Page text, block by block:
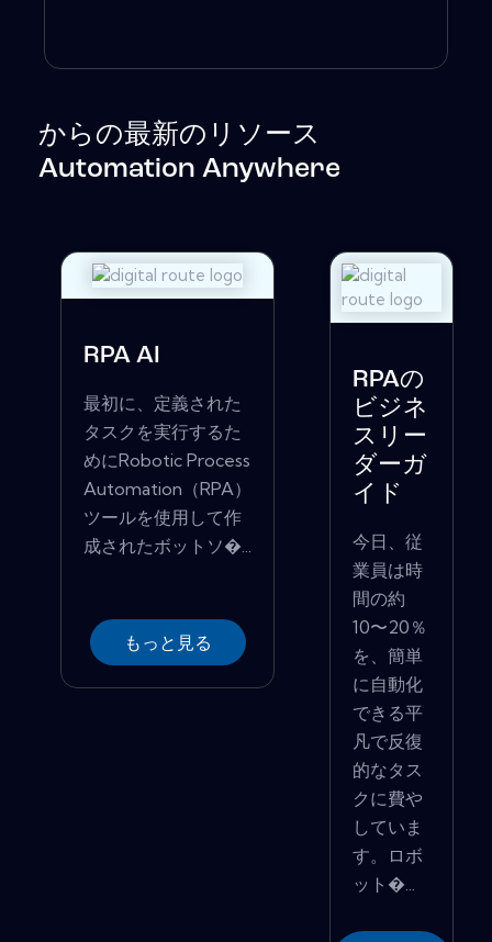
からの最新のリソース
Automation Anywhere
RPA AI
最初に、定義された
タスクを実行するた
めにRobotic Process
Automation（RPA）
ツールを使用して作
成されたボットソ�...
もっと見る
RPAの
ビジネ
スリー
ダーガ
イド
今日、従
業員は時
間の約
10〜20％
を、簡単
に自動化
できる平
凡で反復
的なタス
クに費や
していま
す。ロボ
ット�...